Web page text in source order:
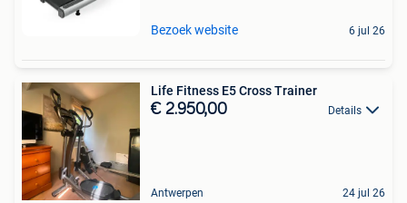
Bezoek website 6 jul 26
Life Fitness E5 Cross Trainer
€ 2.950,00 Details
Antwerpen 24 jul 26